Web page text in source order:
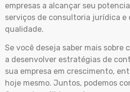
empresas a alcançar seu
serviços de consultoria jurídica e
qualidade.
Se você deseja saber mais sobre
a desenvolver estratégias de
sua empresa em crescimento,
hoje mesmo. Juntos, podemos